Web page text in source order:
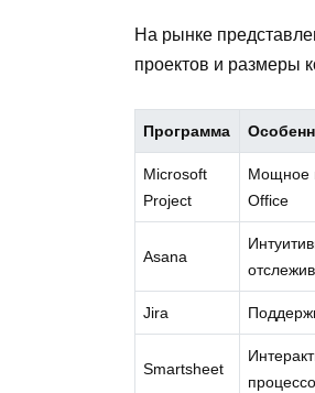
На рынке
проектов и размеры
Программа
Microsoft
Project
Мощное
Office
Asana
Jira
Smartsheet